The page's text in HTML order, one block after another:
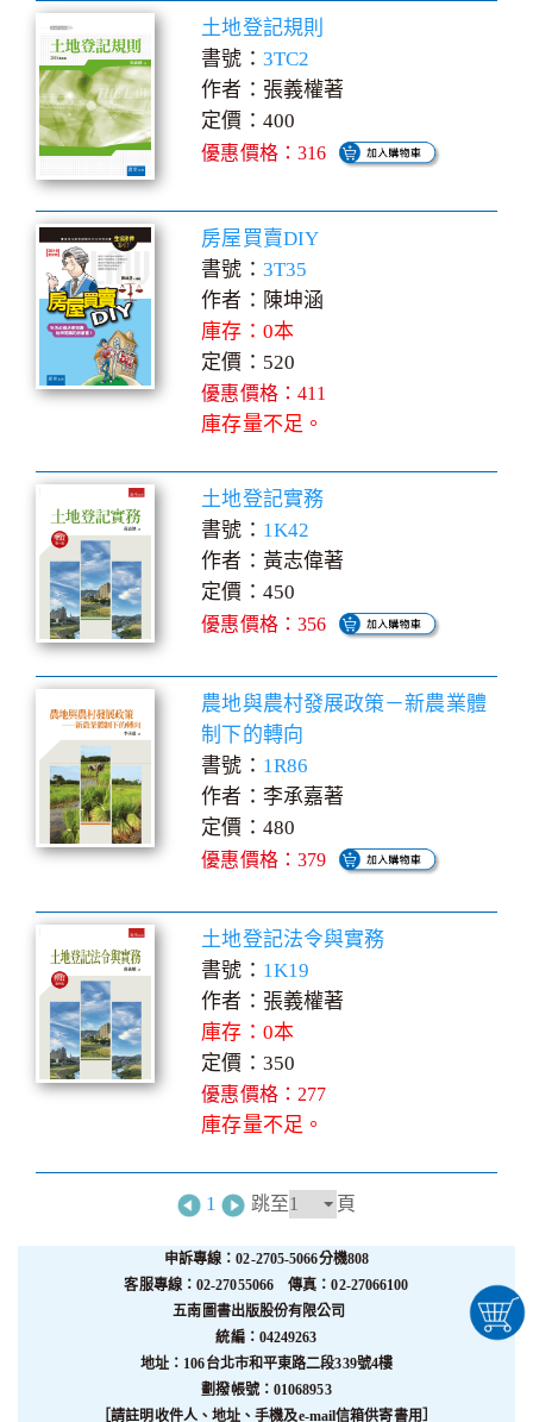
土地登記規則
書號： 3TC2
作者：張義權著
定價：400
優惠價格：316
房屋買賣DIY
書號： 3T35
作者：陳坤涵
庫存：0本
定價：520
優惠價格：411
庫存量不足。
土地登記實務
書號： 1K42
作者：黃志偉著
定價：450
優惠價格：356
農地與農村發展政策－新農業體
制下的轉向
書號： 1R86
作者：李承嘉著
定價：480
優惠價格：379
土地登記法令與實務
書號： 1K19
作者：張義權著
庫存：0本
定價：350
優惠價格：277
庫存量不足。
1 跳至 頁
申訴專線：02-2705-5066分機808
客服專線：02-27055066 傳真：02-27066100
五南圖書出版股份有限公司
統編：04249263
地址：106台北市和平東路二段339號4樓
劃撥帳號：01068953
［請註明收件人、地址、手機及e-mail信箱供寄書用］